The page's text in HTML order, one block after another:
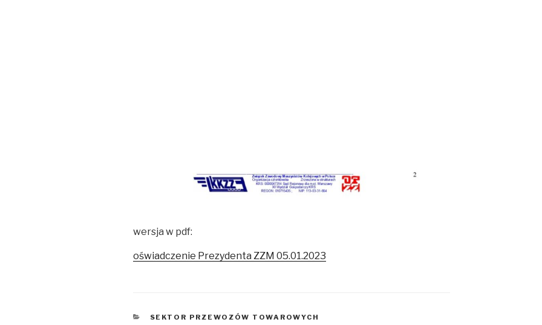
wersja w pdf:
oświadczenie Prezydenta ZZM 05.01.2023
KATEGORIE
SEKTOR PRZEWOZÓW TOWAROWYCH